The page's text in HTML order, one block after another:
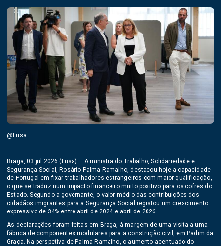
@Lusa
Braga, 03 jul 2026 (Lusa) – A ministra do Trabalho, Solidariedade e
Segurança Social, Rosário Palma Ramalho, destacou hoje a capacidade
de Portugal em fixar trabalhadores estrangeiros com maior qualificação,
o que se traduz num impacto financeiro muito positivo para os cofres do
Estado. Segundo a governante, o valor médio das contribuições dos
cidadãos imigrantes para a Segurança Social registou um crescimento
expressivo de 34% entre abril de 2024 e abril de 2026.
As declarações foram feitas em Braga, à margem de uma visita a uma
fábrica de componentes modulares para a construção civil, em Padim da
Graça. Na perspetiva de Palma Ramalho, o aumento acentuado do